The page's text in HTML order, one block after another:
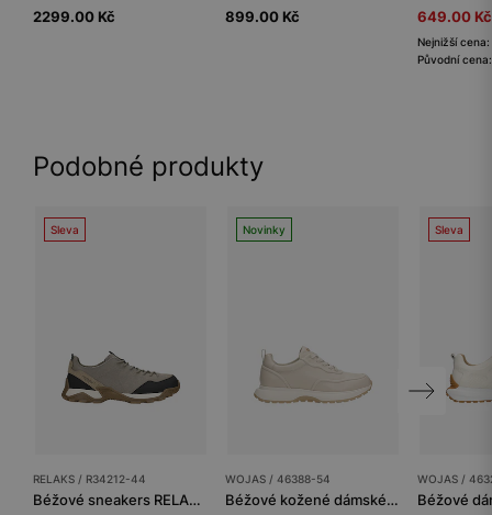
2299.00 Kč
899.00 Kč
649.00 Kč
Nejnižší
Původní
Podobné produkty
Sleva
RELAKS / R34212-44
Béžové sneakers RELAKS Micropolytex
Novinky
WOJAS / 46388-54
Béžové kožené dámské tenisky
Sleva
WOJAS /